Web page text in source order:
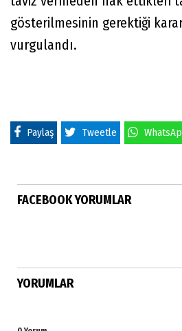
gösterilmesinin gerektiği
vurgulandı.
Paylaş Tweetle
FACEBOOK YORUMLAR
YORUMLAR